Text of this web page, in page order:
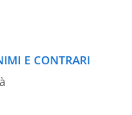
E CONTRARI